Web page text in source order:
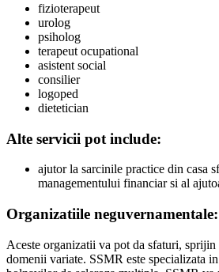
fizioterapeut
urolog
psiholog
terapeut ocupational
asistent social
consilier
logoped
dietetician
Alte servicii pot include:
ajutor la sarcinile practice din casa
managementului financiar si al
Organizatiile neguvernamentale:
Aceste organizatii va pot da sfaturi, sprijin
domenii variate. SSMR este specializata